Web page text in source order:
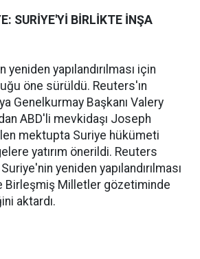
SURİYE'Yİ BİRLİKTE İNŞA
yeniden yapılandırılması için
öne sürüldü. Reuters'ın
Genelkurmay Başkanı Valery
ABD'li mevkidaşı Joseph
mektupta Suriye hükümeti
yatırım önerildi. Reuters
yeniden yapılandırılması
Birleşmiş Milletler gözetiminde
aktardı.